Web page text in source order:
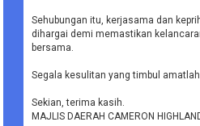
Sehubungan itu, kerjasama dan
dihargai demi memastikan
bersama.
Segala kesulitan yang timbul
Sekian, terima kasih.
MAJLIS DAERAH CAMERON